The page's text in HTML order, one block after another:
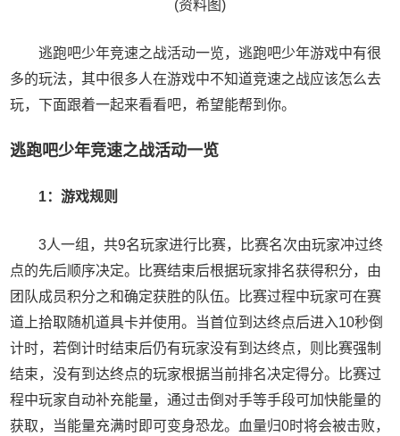
(资料图)
逃跑吧少年竞速之战活动一览，逃跑吧少年游戏中有很
多的玩法，其中很多人在游戏中不知道竞速之战应该怎么去
玩，下面跟着一起来看看吧，希望能帮到你。
逃跑吧少年竞速之战活动一览
1：游戏规则
3人一组，共9名玩家进行比赛，比赛名次由玩家冲过终
点的先后顺序决定。比赛结束后根据玩家排名获得积分，由
团队成员积分之和确定获胜的队伍。比赛过程中玩家可在赛
道上拾取随机道具卡并使用。当首位到达终点后进入10秒倒
计时，若倒计时结束后仍有玩家没有到达终点，则比赛强制
结束，没有到达终点的玩家根据当前排名决定得分。比赛过
程中玩家自动补充能量，通过击倒对手等手段可加快能量的
获取，当能量充满时即可变身恐龙。血量归0时将会被击败，